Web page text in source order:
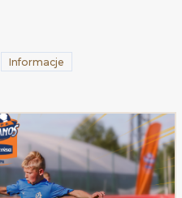
Informacje